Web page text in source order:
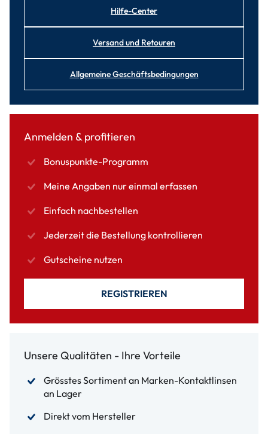
Hilfe-Center
Versand und Retouren
Allgemeine Geschäftsbedingungen
Anmelden & profitieren
Bonuspunkte-Programm
Meine Angaben nur einmal erfassen
Einfach nachbestellen
Jederzeit die Bestellung kontrollieren
Gutscheine nutzen
REGISTRIEREN
Unsere Qualitäten - Ihre Vorteile
Grösstes Sortiment an Marken-Kontaktlinsen
an Lager
Direkt vom Hersteller